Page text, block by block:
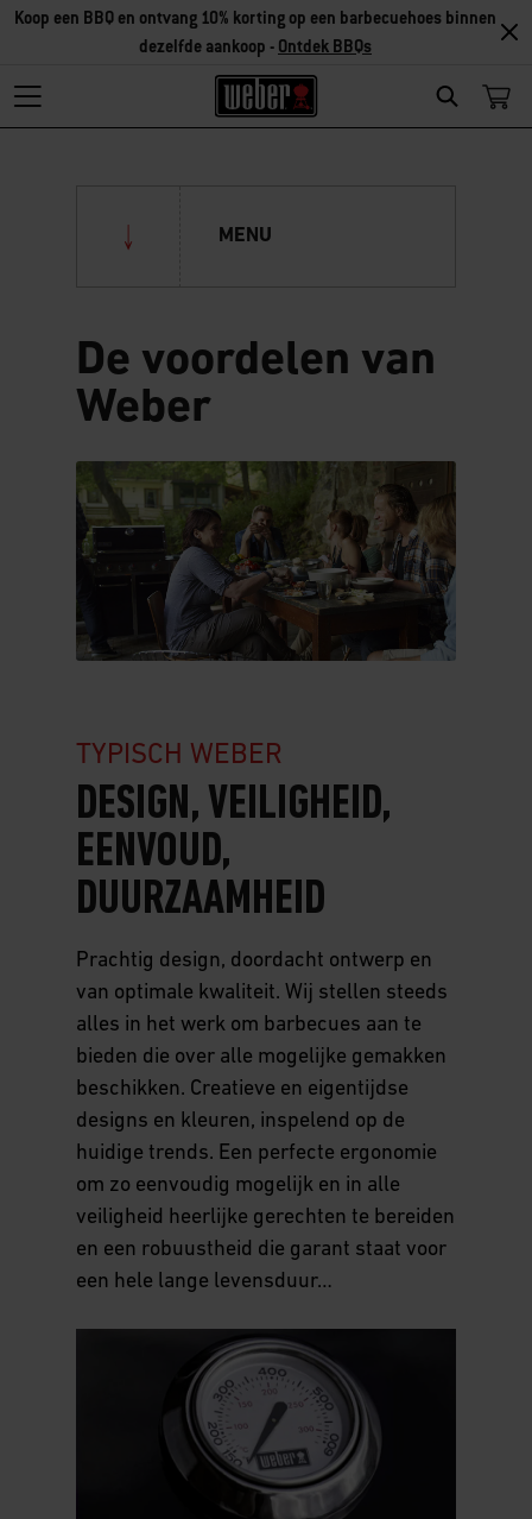
Search
Koop een BBQ en ontvang 10% korting op een barbecuehoes binnen
dezelfde aankoop - Ontdek BBQs
MENU
Weber Original Stores
De voordelen van Weber
Design
Veiligheid
Eenvoud
Business to business
Werken bij Weber
Huidige vacatures
Pers
Persberichten
De voordelen van
Weber
TYPISCH WEBER
DESIGN, VEILIGHEID,
EENVOUD,
DUURZAAMHEID
Prachtig design, doordacht ontwerp en
van optimale kwaliteit. Wij stellen steeds
alles in het werk om barbecues aan te
bieden die over alle mogelijke gemakken
beschikken. Creatieve en eigentijdse
designs en kleuren, inspelend op de
huidige trends. Een perfecte ergonomie
om zo eenvoudig mogelijk en in alle
veiligheid heerlijke gerechten te bereiden
en een robuustheid die garant staat voor
een hele lange levensduur…